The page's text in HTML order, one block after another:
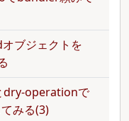
ブジェクトを
dry-operationで
みる(3)